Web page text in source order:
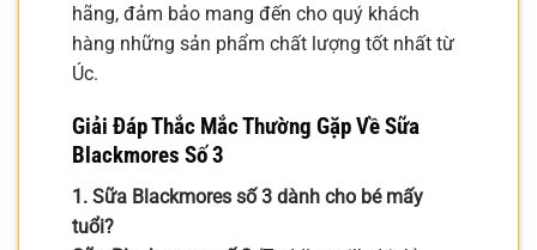
hãng, đảm bảo mang đến cho quý khách
hàng những sản phẩm chất lượng tốt nhất từ
Úc.
Giải Đáp Thắc Mắc Thường Gặp Về Sữa
Blackmores Số 3
1. Sữa Blackmores số 3 dành cho bé mấy
tuổi?